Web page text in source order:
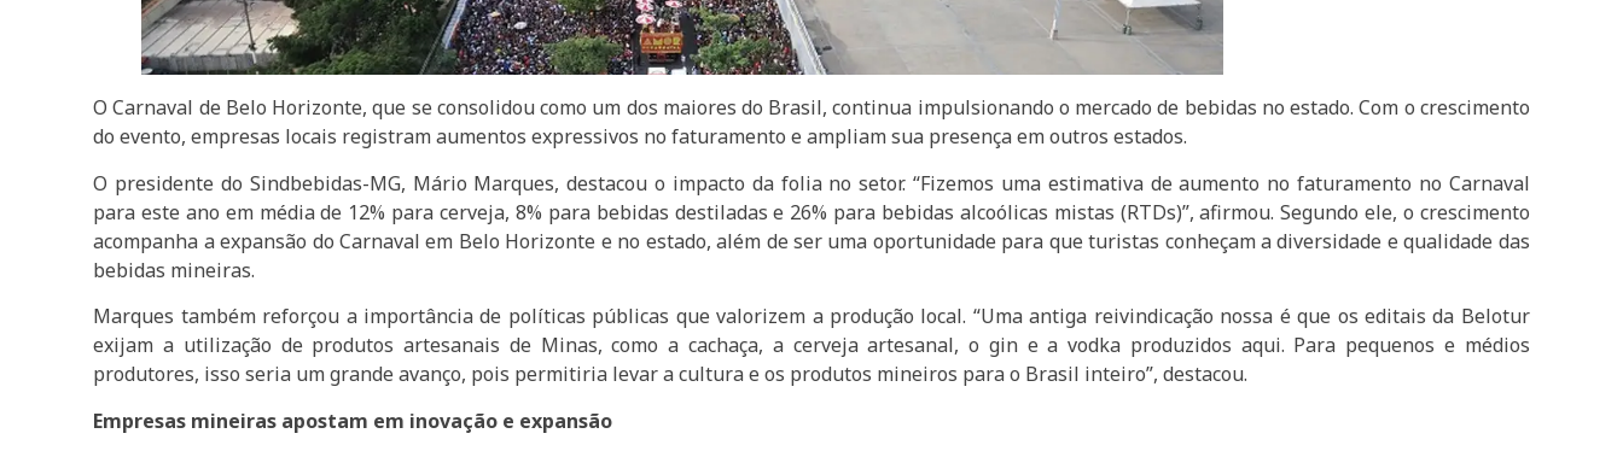
O Carnaval de Belo Horizonte, que se consolidou como um dos maiores do Brasil, continua impulsionando o mercado de bebidas no estado. Com o crescimento
do evento, empresas locais registram aumentos expressivos no faturamento e ampliam sua presença em outros estados.
O presidente do Sindbebidas-MG, Mário Marques, destacou o impacto da folia no setor. “Fizemos uma estimativa de aumento no faturamento no Carnaval
para este ano em média de 12% para cerveja, 8% para bebidas destiladas e 26% para bebidas alcoólicas mistas (RTDs)”, afirmou. Segundo ele, o crescimento
acompanha a expansão do Carnaval em Belo Horizonte e no estado, além de ser uma oportunidade para que turistas conheçam a diversidade e qualidade das
bebidas mineiras.
Marques também reforçou a importância de políticas públicas que valorizem a produção local. “Uma antiga reivindicação nossa é que os editais da Belotur
exijam a utilização de produtos artesanais de Minas, como a cachaça, a cerveja artesanal, o gin e a vodka produzidos aqui. Para pequenos e médios
produtores, isso seria um grande avanço, pois permitiria levar a cultura e os produtos mineiros para o Brasil inteiro”, destacou.
Empresas mineiras apostam em inovação e expansão